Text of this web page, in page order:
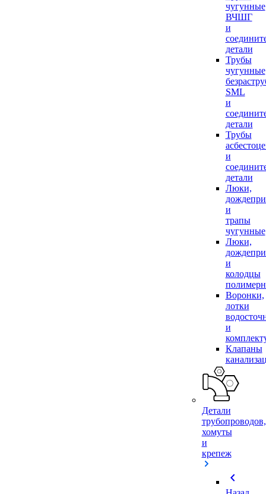
чугунные
ВЧШГ
и
детали
Трубы
чугунные
SML
и
детали
Трубы
и
детали
Люки,
и
трапы
чугунные
Люки,
и
колодцы
Воронки,
лотки
и
Клапаны
Детали
трубопроводов,
хомуты
и
крепеж
chevron_left